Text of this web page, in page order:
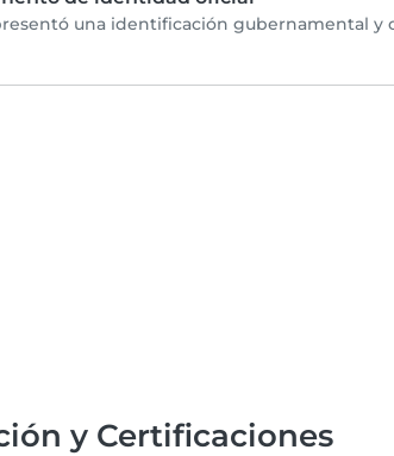
una identificación gubernamental y
y Certificaciones